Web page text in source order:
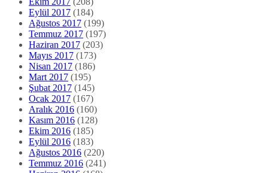
Eylül 2017 (184)
Ağustos 2017 (199)
Temmuz 2017 (197)
Haziran 2017 (203)
Mayıs 2017 (173)
Nisan 2017 (186)
Mart 2017 (195)
Şubat 2017 (145)
Ocak 2017 (167)
Aralık 2016 (160)
Kasım 2016 (128)
Ekim 2016 (185)
Eylül 2016 (183)
Ağustos 2016 (220)
Temmuz 2016 (241)